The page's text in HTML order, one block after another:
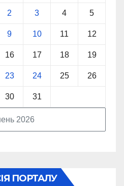
2026
2 3 4 5
9 10 11 12
16 17 18 19
23 24 25 26
30 31
ПОРТАЛУ